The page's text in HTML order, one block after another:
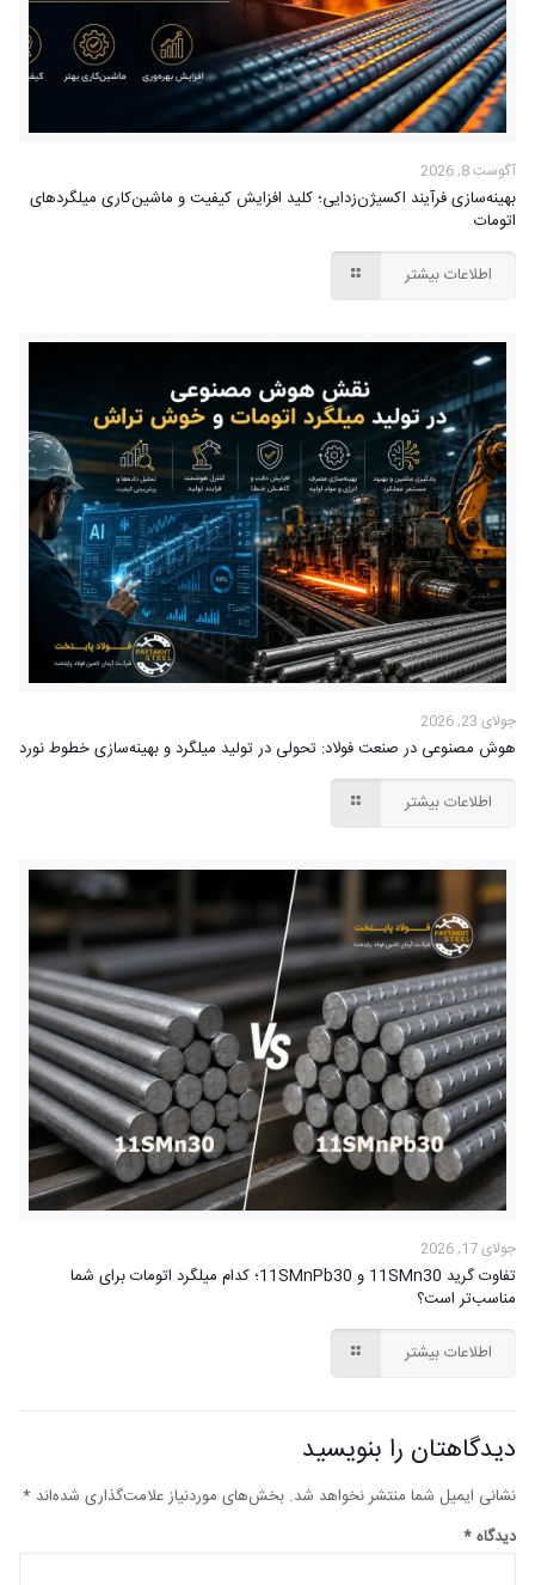
آگوست 8, 2026
بهینه‌سازی فرآیند اکسیژن‌زدایی؛ کلید افزایش کیفیت و ماشین‌کاری میلگردهای
اتومات
اطلاعات بیشتر
جولای 23, 2026
هوش مصنوعی در صنعت فولاد: تحولی در تولید میلگرد و بهینه‌سازی خطوط نورد
اطلاعات بیشتر
جولای 17, 2026
تفاوت گرید 11SMn30 و 11SMnPb30؛ کدام میلگرد اتومات برای شما
مناسب‌تر است؟
اطلاعات بیشتر
دیدگاهتان را بنویسید
نشانی ایمیل شما منتشر نخواهد شد. بخش‌های موردنیاز علامت‌گذاری شده‌اند *
دیدگاه*